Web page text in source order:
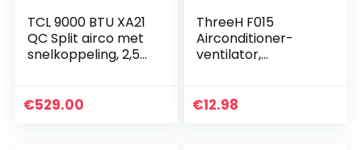
TCL 9000 BTU XA21
QC Split airco met
snelkoppeling, 2,5
€529.00
ThreeH F015
Airconditioner-
ventilator,
stil, USB, reismodel,
€12.98